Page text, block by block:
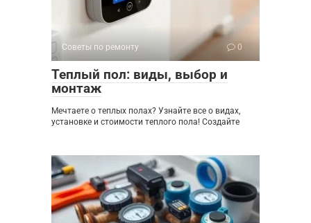
Советы по ремонту 0
Теплый пол: виды, выбор и
монтаж
Мечтаете о теплых полах? Узнайте все о видах,
установке и стоимости теплого пола! Создайте